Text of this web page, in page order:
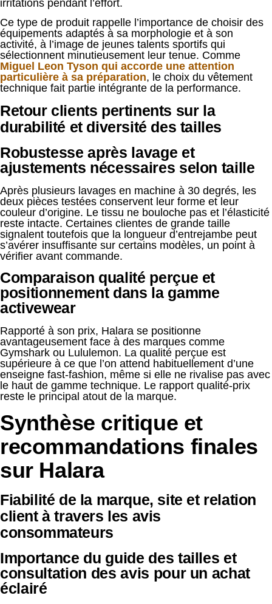
irritations pendant l’effort.
Ce type de produit rappelle l’importance de choisir des
équipements adaptés à sa morphologie et à son
activité, à l’image de jeunes talents sportifs qui
sélectionnent minutieusement leur tenue. Comme
Miguel Leon Tyson qui accorde une attention
particulière à sa préparation, le choix du vêtement
technique fait partie intégrante de la performance.
Retour clients pertinents sur la
durabilité et diversité des tailles
Robustesse après lavage et
ajustements nécessaires selon taille
Après plusieurs lavages en machine à 30 degrés, les
deux pièces testées conservent leur forme et leur
couleur d’origine. Le tissu ne bouloche pas et l’élasticité
reste intacte. Certaines clientes de grande taille
signalent toutefois que la longueur d’entrejambe peut
s’avérer insuffisante sur certains modèles, un point à
vérifier avant commande.
Comparaison qualité perçue et
positionnement dans la gamme
activewear
Rapporté à son prix, Halara se positionne
avantageusement face à des marques comme
Gymshark ou Lululemon. La qualité perçue est
supérieure à ce que l’on attend habituellement d’une
enseigne fast-fashion, même si elle ne rivalise pas avec
le haut de gamme technique. Le rapport qualité-prix
reste le principal atout de la marque.
Synthèse critique et
recommandations finales
sur Halara
Fiabilité de la marque, site et relation
client à travers les avis
consommateurs
Importance du guide des tailles et
consultation des avis pour un achat
éclairé